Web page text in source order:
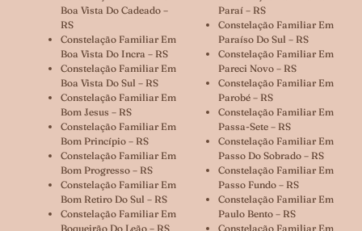
Boa Vista Do Cadeado –
RS
Constelação Familiar Em
Boa Vista Do Incra – RS
Constelação Familiar Em
Boa Vista Do Sul – RS
Constelação Familiar Em
Bom Jesus – RS
Constelação Familiar Em
Bom Princípio – RS
Constelação Familiar Em
Bom Progresso – RS
Constelação Familiar Em
Bom Retiro Do Sul – RS
Constelação Familiar Em
Boqueirão Do Leão – RS
Paraí – RS
Constelação Familiar Em
Paraíso Do Sul – RS
Constelação Familiar Em
Pareci Novo – RS
Constelação Familiar Em
Parobé – RS
Constelação Familiar Em
Passa-Sete – RS
Constelação Familiar Em
Passo Do Sobrado – RS
Constelação Familiar Em
Passo Fundo – RS
Constelação Familiar Em
Paulo Bento – RS
Constelação Familiar Em